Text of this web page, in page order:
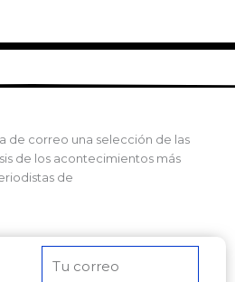
de correo una selección de las
de los acontecimientos más
de
electrónico